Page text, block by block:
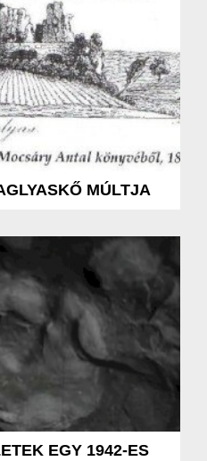
MÚLTJA
EGY 1942-ES